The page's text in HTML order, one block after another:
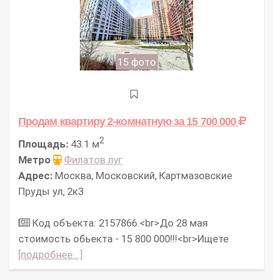
15 фото
Продам квартиру 2-комнатнуюза 15 700 000
Площадь: 43.1 м2
Метро
Филатов луг
Адрес: Москва, Московский, Картмазовские
Пруды ул, 2к3
Код объекта: 2157866.<br>До 28 мая
стоимость обьекта - 15 800 000!!!<br>Ищете
[подробнее...]